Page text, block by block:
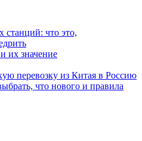
станций: что это,
их значение
перевозку из Китая в Россию
что нового и правила